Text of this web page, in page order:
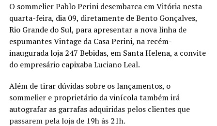
O sommelier Pablo Perini desembarca em Vitória nesta
quarta-feira, dia 09, diretamente de Bento Gonçalves,
Rio Grande do Sul, para apresentar a nova linha de
espumantes Vintage da Casa Perini, na recém-
inaugurada loja 247 Bebidas, em Santa Helena, a convite
do empresário capixaba Luciano Leal.
Além de tirar dúvidas sobre os lançamentos, o
sommelier e proprietário da vinícola também irá
autografar as garrafas adquiridas pelos clientes que
passarem pela loja de 19h às 21h.